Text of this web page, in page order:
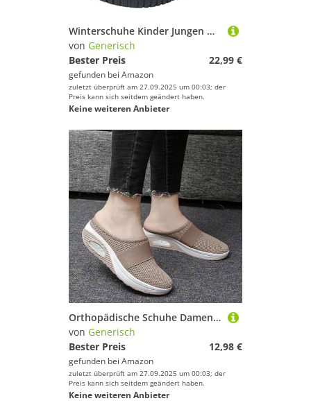
Winterschuhe Kinder Jungen Mädchen Gefüttert Snowboots Wasserdicht Barfussschuhe Thermostiefel Outdoor Winterstiefel Bequem Winterboots Große Größen Schneestiefel rutschfest Skischuhe Warm
von Generisch
Bester Preis
22,99 €
gefunden bei Amazon
zuletzt überprüft am 27.09.2025 um 00:03; der
Preis kann sich seitdem geändert haben.
Keine weiteren Anbieter
Orthopädische Schuhe Damen,Ergonomische Schmerzlinderungs Schuhe,Orthopädische Sneaker Damen,Atmungsaktive Turnschuhe Damen,Leicht Luftpolster Sportschuhe,Shock Absorbing Turnschuhe
von Generisch
Bester Preis
12,98 €
gefunden bei Amazon
zuletzt überprüft am 27.09.2025 um 00:03; der
Preis kann sich seitdem geändert haben.
Keine weiteren Anbieter